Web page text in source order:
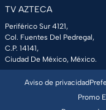
TV AZTECA
Periférico Sur 4121,
Col. Fuentes Del Pedregal,
C.P. 14141,
Ciudad De México, México.
Aviso de privacidad
Promo